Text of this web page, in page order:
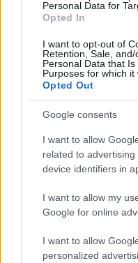
Personal Data for
Opted In
I want to opt-out of
Retention, Sale,
Personal Data that
Purposes for which it
Opted Out
Google consents
I want to allow
related to
device identifiers in
I want to allow my
Google for online
I want to allow
personalized
A hétvégén a Google
a téma. Úgyhogy ma
eh. Előljáróban annyi,
volna az elmúlt
mennyire nagyszerű
Az iWiW ismét
hírbehozó•2011. február 10.
Lassan két hónap telt
iWiW új dizájnja.
szájtok növekedése,
ugyanis még soha
funkcionális dizájn
az alap. Az alap, ami…